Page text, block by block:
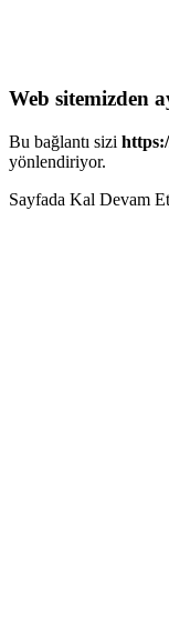
Web sitemizden
Bu bağlantı sizi
yönlendiriyor.
Sayfada Kal Devam Et